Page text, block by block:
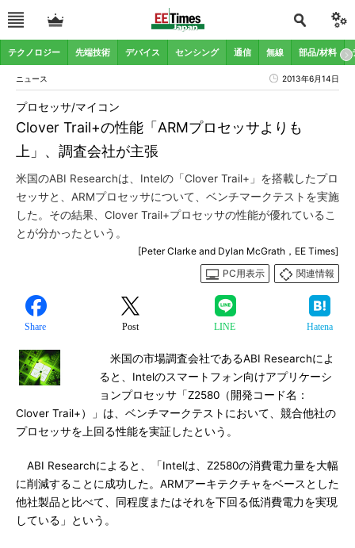
テクノロジー 先端技術 デバイス センシング 通信 無線 部品/材料
ニュース 2013年6月14日
Clover Trail+の性能「ARMプロセッサよりも
上」、調査会社が主張
プロセッサ/マイコン
米国のABI Researchは、Intelの「Clover Trail+」を搭載したプロ
セッサと、ARMプロセッサについて、ベンチマークテストを実施
した。その結果、Clover Trail+プロセッサの性能が優れているこ
とが分かったという。
[Peter Clarke and Dylan McGrath，EE Times]
PC用表示
関連情報
Share Post LINE Hatena
米国の市場調査会社であるABI Researchによ
ると、Intelのスマートフォン向けアプリケーシ
ョンプロセッサ「Z2580（開発コード名：
Clover Trail+）」は、ベンチマークテストにおいて、競合他社の
プロセッサを上回る性能を実証したという。
ABI Researchによると、「Intelは、Z2580の消費電力量を大幅
に削減することに成功した。ARMアーキテクチャをベースとした
他社製品と比べて、同程度またはそれを下回る低消費電力を実現
している」という。